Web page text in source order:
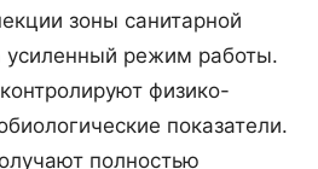
зоны санитарной
режим работы.
физико-
показатели.
полностью